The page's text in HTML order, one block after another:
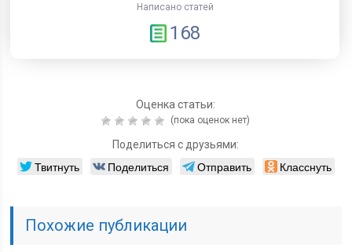
Написано статей
168
Оценка статьи:
(пока оценок нет)
Поделиться с друзьями:
Твитнуть Поделиться Отправить Класснуть
Похожие публикации